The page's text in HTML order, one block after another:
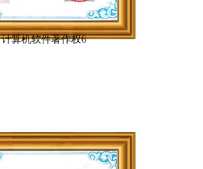
计算机软件著作权6